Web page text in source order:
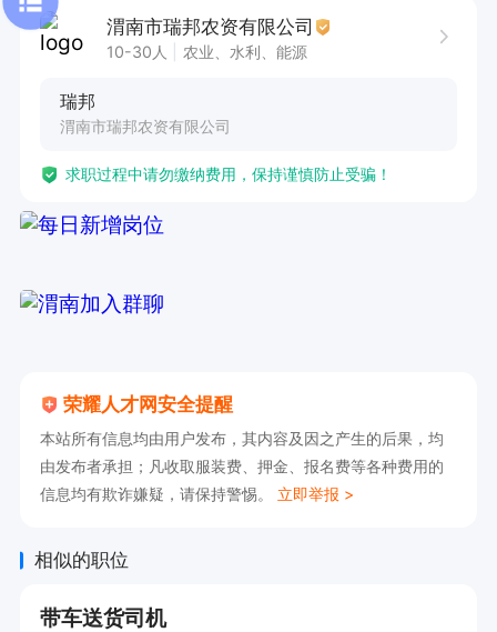
渭南市瑞邦农资有限公司
10-30人 农业、水利、能源
瑞邦
渭南市瑞邦农资有限公司
求职过程中请勿缴纳费用，保持谨慎防止受骗！
荣耀人才网安全提醒
本站所有信息均由用户发布，其内容及因之产生的后果，均
由发布者承担；凡收取服装费、押金、报名费等各种费用的
信息均有欺诈嫌疑，请保持警惕。 立即举报 >
相似的职位
带车送货司机